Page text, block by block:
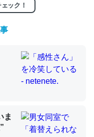
」は回収されないけ
進化すればするほど分
ック！
ま
”